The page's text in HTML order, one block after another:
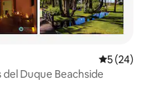
55 (24)
del Duque Beachside